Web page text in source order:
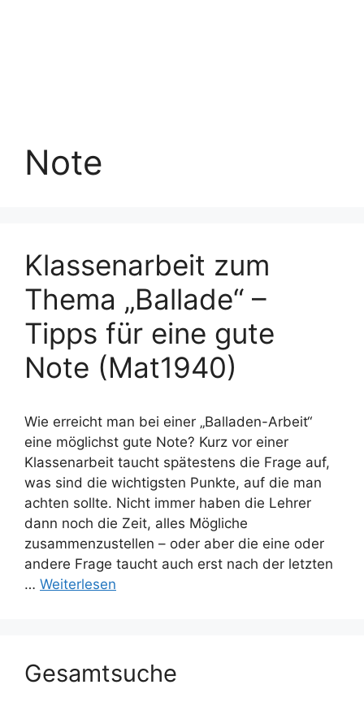
Note
Klassenarbeit zum
Thema „Ballade“ –
Tipps für eine gute
Note (Mat1940)
Wie erreicht man bei einer „Balladen-Arbeit“
eine möglichst gute Note? Kurz vor einer
Klassenarbeit taucht spätestens die Frage auf,
was sind die wichtigsten Punkte, auf die man
achten sollte. Nicht immer haben die Lehrer
dann noch die Zeit, alles Mögliche
zusammenzustellen – oder aber die eine oder
andere Frage taucht auch erst nach der letzten
… Weiterlesen
Gesamtsuche